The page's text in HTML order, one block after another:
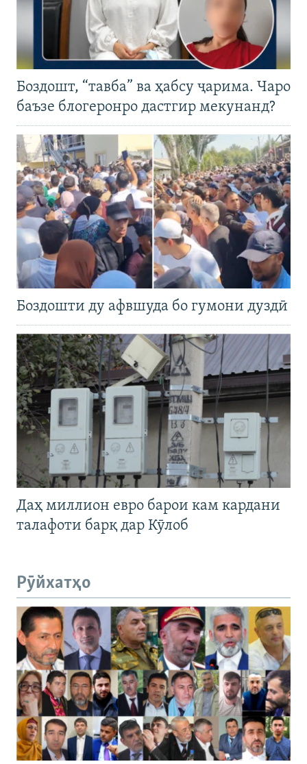
Боздошт, “тавба” ва ҳабсу ҷарима. Чаро
баъзе блогеронро дастгир мекунанд?
Боздошти ду афвшуда бо гумони дуздӣ
Даҳ миллион евро барои кам кардани
талафоти барқ дар Кӯлоб
Рӯйхатҳо